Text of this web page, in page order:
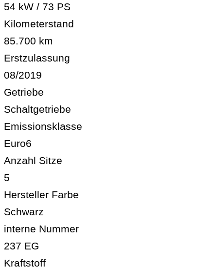
54 kW / 73 PS
Kilometerstand
85.700 km
Erstzulassung
08/2019
Getriebe
Schaltgetriebe
Emissionsklasse
Euro6
Anzahl Sitze
5
Hersteller Farbe
Schwarz
interne Nummer
237 EG
Kraftstoff